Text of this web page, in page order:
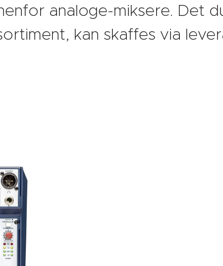
analoge-miksere. Det
kan skaffes via